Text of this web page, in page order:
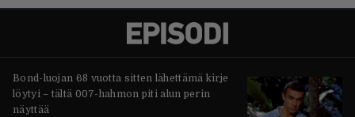
Bond-luojan 68 vuotta sitten lähettämä kirje
löytyi – tältä 007-hahmon piti alun perin
näyttää